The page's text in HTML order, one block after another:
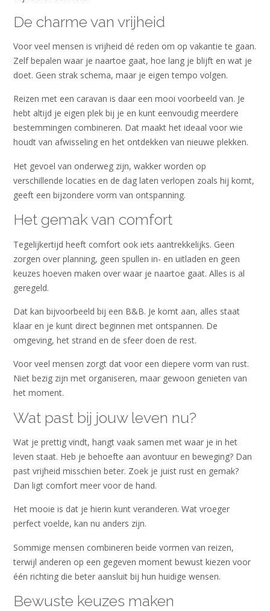
De charme van vrijheid
Voor veel mensen is vrijheid dé reden om op vakantie te gaan.
Zelf bepalen waar je naartoe gaat, hoe lang je blijft en wat je
doet. Geen strak schema, maar je eigen tempo volgen.
Reizen met een caravan is daar een mooi voorbeeld van. Je
hebt altijd je eigen plek bij je en kunt eenvoudig meerdere
bestemmingen combineren. Dat maakt het ideaal voor wie
houdt van afwisseling en het ontdekken van nieuwe plekken.
Het gevoel van onderweg zijn, wakker worden op
verschillende locaties en de dag laten verlopen zoals hij komt,
geeft een bijzondere vorm van ontspanning.
Het gemak van comfort
Tegelijkertijd heeft comfort ook iets aantrekkelijks. Geen
zorgen over planning, geen spullen in- en uitladen en geen
keuzes hoeven maken over waar je naartoe gaat. Alles is al
geregeld.
Dat kan bijvoorbeeld bij een B&B. Je komt aan, alles staat
klaar en je kunt direct beginnen met ontspannen. De
omgeving, het strand en de sfeer doen de rest.
Voor veel mensen zorgt dat voor een diepere vorm van rust.
Niet bezig zijn met organiseren, maar gewoon genieten van
het moment.
Wat past bij jouw leven nu?
Wat je prettig vindt, hangt vaak samen met waar je in het
leven staat. Heb je behoefte aan avontuur en beweging? Dan
past vrijheid misschien beter. Zoek je juist rust en gemak?
Dan ligt comfort meer voor de hand.
Het mooie is dat je hierin kunt veranderen. Wat vroeger
perfect voelde, kan nu anders zijn.
Sommige mensen combineren beide vormen van reizen,
terwijl anderen op een gegeven moment bewust kiezen voor
één richting die beter aansluit bij hun huidige wensen.
Bewuste keuzes maken